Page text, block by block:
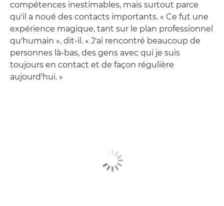
compétences inestimables, mais surtout parce
qu'il a noué des contacts importants. « Ce fut une
expérience magique, tant sur le plan professionnel
qu'humain », dit-il. « J'ai rencontré beaucoup de
personnes là-bas, des gens avec qui je suis
toujours en contact et de façon régulière
aujourd'hui. »